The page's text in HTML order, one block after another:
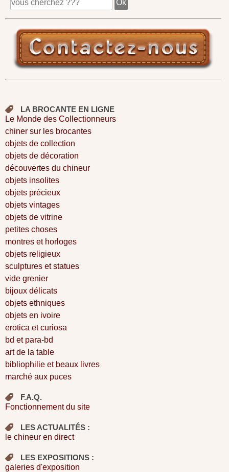
LA BROCANTE EN LIGNE
Le Monde des Collectionneurs
chiner sur les brocantes
objets de collection
objets de décoration
découvertes du chineur
objets insolites
objets précieux
objets vintages
objets de vitrine
petites choses
montres et horloges
objets religieux
sculptures et statues
vide grenier
bijoux délicats
objets ethniques
objets en ivoire
erotica et curiosa
bd et para-bd
art de la table
bibliophilie et beaux livres
marché aux puces
F.A.Q.
Fonctionnement du site
LES ACTUALITÉS :
le chineur en direct
LES EXPOSITIONS :
galeries d'exposition